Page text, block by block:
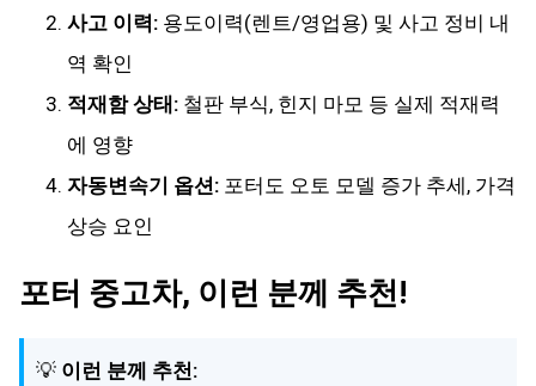
사고 이력: 용도이력(렌트/영업용) 및 사고 정비 내
역 확인
적재함 상태: 철판 부식, 힌지 마모 등 실제 적재력
에 영향
자동변속기 옵션: 포터도 오토 모델 증가 추세, 가격
상승 요인
포터 중고차, 이런 분께 추천!
💡 이런 분께 추천: